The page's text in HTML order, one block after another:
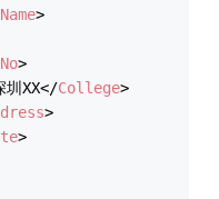
Name>
>
圳XX</College>
>
>